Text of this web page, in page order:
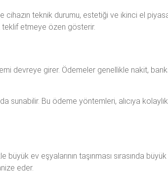
cihazın teknik durumu, estetiği ve ikinci el
teklif etmeye özen gösterir.
devreye girer. Ödemeler genellikle nakit,
sunabilir. Bu ödeme yöntemleri, alıcıya
ev eşyalarının taşınması sırasında
eder.